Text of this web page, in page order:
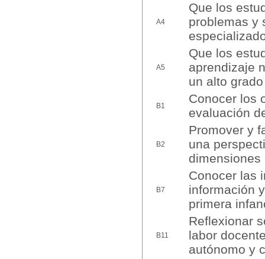
A4
Que los
problemas y
A5
Que los
aprendizaje
un alto
B1
Conocer los
evaluación
B2
Promover y
una
B7
Conocer las
información
primera
B11
Reflexionar
labor
autónomo y